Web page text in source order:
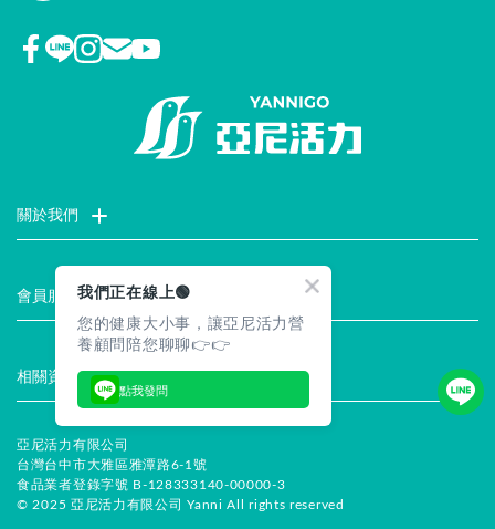
關於我們
會員服務
最新消息 註冊會員
試用索取 服務說明
相關資訊
常見問題 隱私權聲明
企業徵才 安全保證
合作提案
亞尼活力有限公司
台灣台中市大雅區雅潭路6-1號
食品業者登錄字號 B-128333140-00000-3
© 2025 亞尼活力有限公司 Yanni All rights reserved
我們正在線上🟢
您的健康大小事，讓亞尼活力營
養顧問陪您聊聊👉👉
點我發問